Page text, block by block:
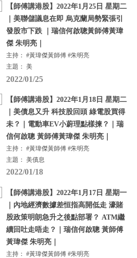
【師傅講港股】2022年1月25日 星期二
｜美聯儲議息在即 烏克蘭局勢緊張引
發股市下跌 ｜瑞信何啟聰黃師傅黃瑋
傑 朱明亮｜
主持： #黃瑋傑黃師傅 #朱明亮
主題： 美
2022/01/25
【師傅講港股】2022年1月18日 星期二
｜美債息又升 科技股回頭 綠電股買得
未？｜電動車EV小蔚理點樣揀？｜瑞
信何啟聰 黃師傅黃瑋傑 朱明亮｜
主持： #黃瑋傑黃師傅 #朱明亮
主題： 美債息
2022/01/18
【師傅講港股】2022年1月17日 星期一
｜內地經濟數據差恒指高開低走 濠賭
股政策明朗急升之後點部署？ ATM繼
續回吐走唔走？｜瑞信何啟聰 黃師傅
黃瑋傑 朱明亮｜
主持： #黃瑋傑黃師傅 #朱明亮